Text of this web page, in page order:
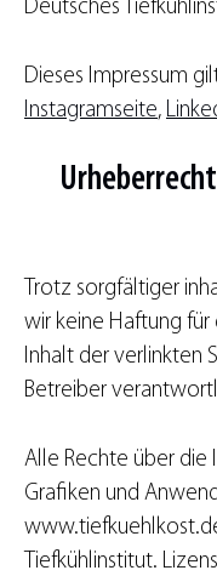
Deutsches
Dieses Impressum
Instagramseite,
Trotz sorgfältiger
wir keine Haftung für
Inhalt der verlinkten
Betreiber
Alle Rechte über die
Grafiken und
Tiefkühlinstitut.